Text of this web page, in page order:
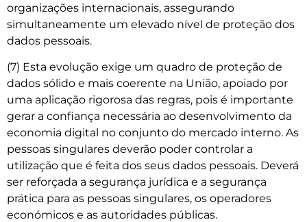
organizações internacionais, assegurando
simultaneamente um elevado nível de proteção dos
dados pessoais.
(7) Esta evolução exige um quadro de proteção de
dados sólido e mais coerente na União, apoiado por
uma aplicação rigorosa das regras, pois é importante
gerar a confiança necessária ao desenvolvimento da
economia digital no conjunto do mercado interno. As
pessoas singulares deverão poder controlar a
utilização que é feita dos seus dados pessoais. Deverá
ser reforçada a segurança jurídica e a segurança
prática para as pessoas singulares, os operadores
económicos e as autoridades públicas.